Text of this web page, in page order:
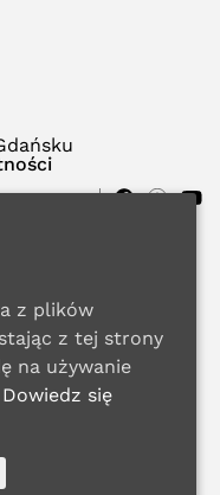
z plików
z tej strony
na używanie
Dowiedz się